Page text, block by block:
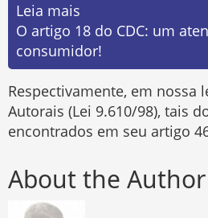
Leia mais
O artigo 18 do CDC: um
consumidor!
Respectivamente, em nossa
Autorais (Lei 9.610/98), tais
encontrados em seu artigo
About the Author